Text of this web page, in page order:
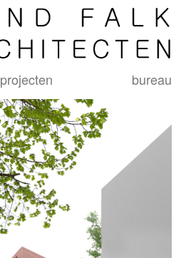
projecten bureau